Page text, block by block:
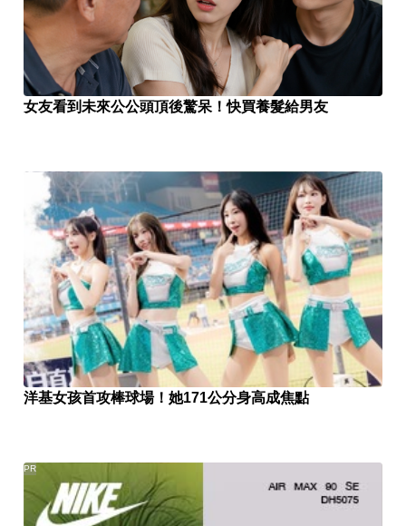
女友看到未來公公頭頂後驚呆！快買養髮給男友
洋基女孩首攻棒球場！她171公分身高成焦點
PR